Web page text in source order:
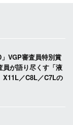
VGP審査員特別賞
員が語り尽くす「液
X11L／C8L／C7Lの